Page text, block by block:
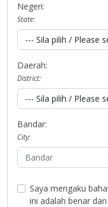
Negeri:
State:
Daerah:
District:
Bandar:
City:
Saya mengaku
ini adalah benar